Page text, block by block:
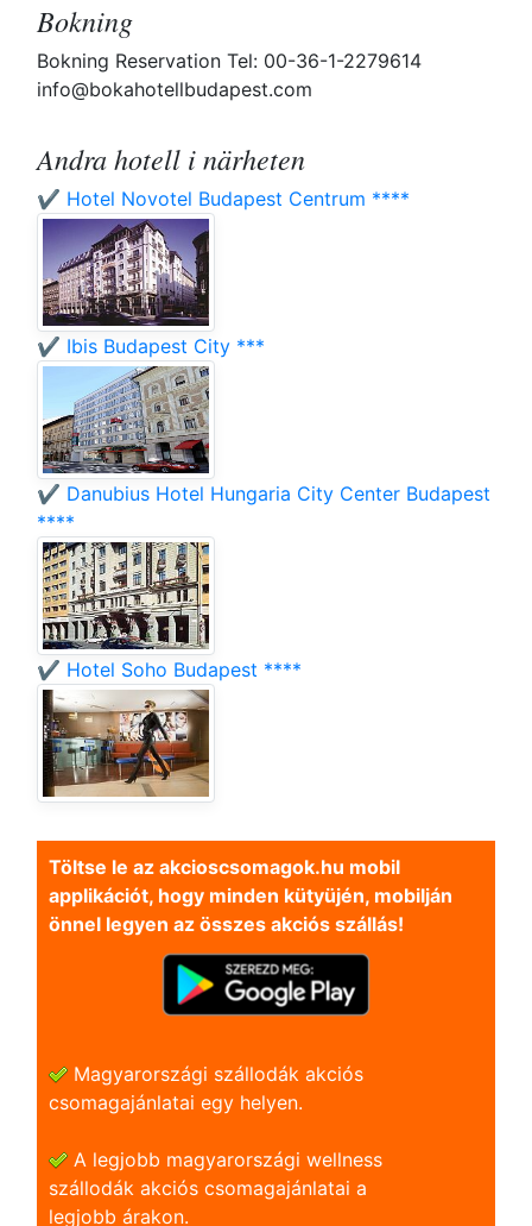
Bokning
Bokning Reservation Tel: 00-36-1-2279614
info@bokahotellbudapest.com
Andra hotell i närheten
✔️ Hotel Novotel Budapest Centrum ****
✔️ Ibis Budapest City ***
✔️ Danubius Hotel Hungaria City Center Budapest
****
✔️ Hotel Soho Budapest ****
Töltse le az akcioscsomagok.hu mobil
applikációt, hogy minden kütyüjén, mobilján
önnel legyen az összes akciós szállás!
Magyarországi szállodák akciós
csomagajánlatai egy helyen.
A legjobb magyarországi wellness
szállodák akciós csomagajánlatai a
legjobb árakon.